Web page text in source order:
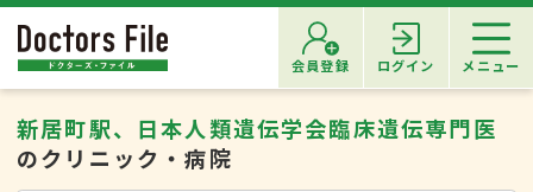
会員登録 ログイン メニュー
新居町駅、日本人類遺伝学会臨床遺伝専門医
のクリニック・病院